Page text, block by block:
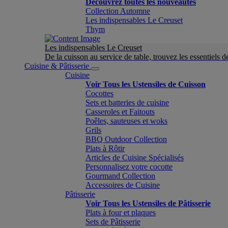
Découvrez toutes les nouveautés
Collection Automne
Les indispensables Le Creuset
Thym
Les indispensables Le Creuset
De la cuisson au service de table, trouvez les essentiels
Cuisine & Pâtisserie
Cuisine
Voir Tous les Ustensiles de Cuisson
Cocottes
Sets et batteries de cuisine
Casseroles et Faitouts
Poêles, sauteuses et woks
Grils
BBQ Outdoor Collection
Plats à Rôtir
Articles de Cuisine Spécialisés
Personnalisez votre cocotte
Gourmand Collection
Accessoires de Cuisine
Pâtisserie
Voir Tous les Ustensiles de Pâtisserie
Plats à four et plaques
Sets de Pâtisserie